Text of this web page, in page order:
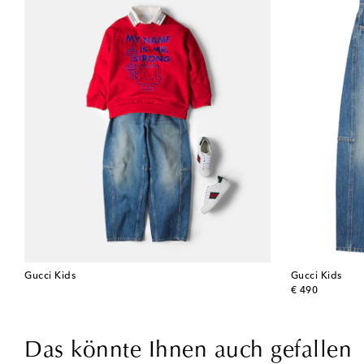
Gucci Kids
Gucci Kids
€ 490
original price
Das könnte Ihnen auch gefallen